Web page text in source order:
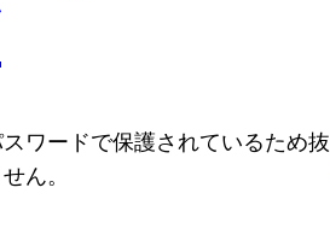
ワードで保護されているため抜
ん。